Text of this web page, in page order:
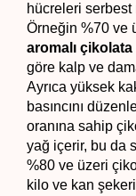
hücreleri serbest
Örneğin %70 ve
aromalı çikolata
göre kalp ve
Ayrıca yüksek
basıncını
oranına sahip
yağ içerir, bu da
%80 ve üzeri
kilo ve kan